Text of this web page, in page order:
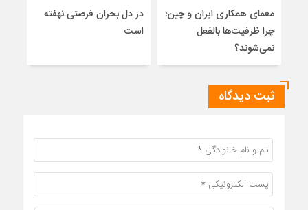
معمای همکاری ایران و چین؛
چرا ظرفیت‌ها بالفعل
نمی‌شوند؟
در دل بحران فرصتی نهفته
است
ثبت دیدگاه